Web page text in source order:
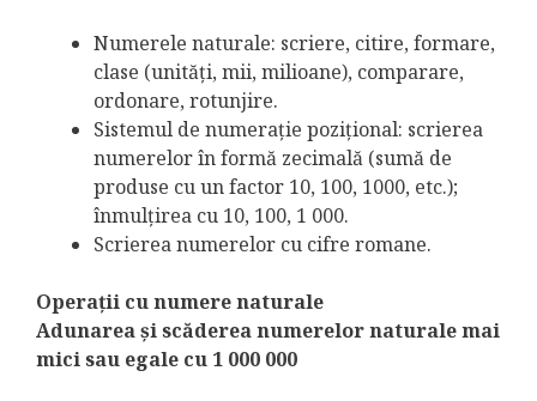
Numerele naturale: scriere, citire, formare,
clase (unităţi, mii, milioane), comparare,
ordonare, rotunjire.
Sistemul de numeraţie poziţional: scrierea
numerelor în formă zecimală (sumă de
produse cu un factor 10, 100, 1000, etc.);
înmulţirea cu 10, 100, 1 000.
Scrierea numerelor cu cifre romane.
Operaţii cu numere naturale
Adunarea şi scăderea numerelor naturale mai
mici sau egale cu 1 000 000